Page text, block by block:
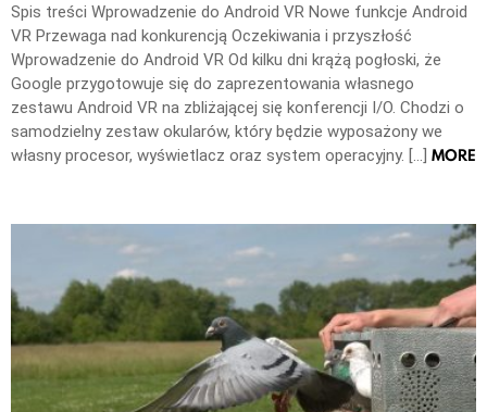
Spis treści Wprowadzenie do Android VR Nowe funkcje Android
VR Przewaga nad konkurencją Oczekiwania i przyszłość
Wprowadzenie do Android VR Od kilku dni krążą pogłoski, że
Google przygotowuje się do zaprezentowania własnego
zestawu Android VR na zbliżającej się konferencji I/O. Chodzi o
samodzielny zestaw okularów, który będzie wyposażony we
własny procesor, wyświetlacz oraz system operacyjny. […] MORE